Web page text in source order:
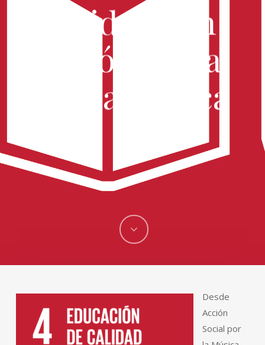
calidad con
Acción Social
por la Música
Desde
Acción
Social por